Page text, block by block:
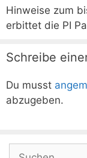
Hinweise zum
erbittet die PI
Schreibe
Du musst
abzugeben.